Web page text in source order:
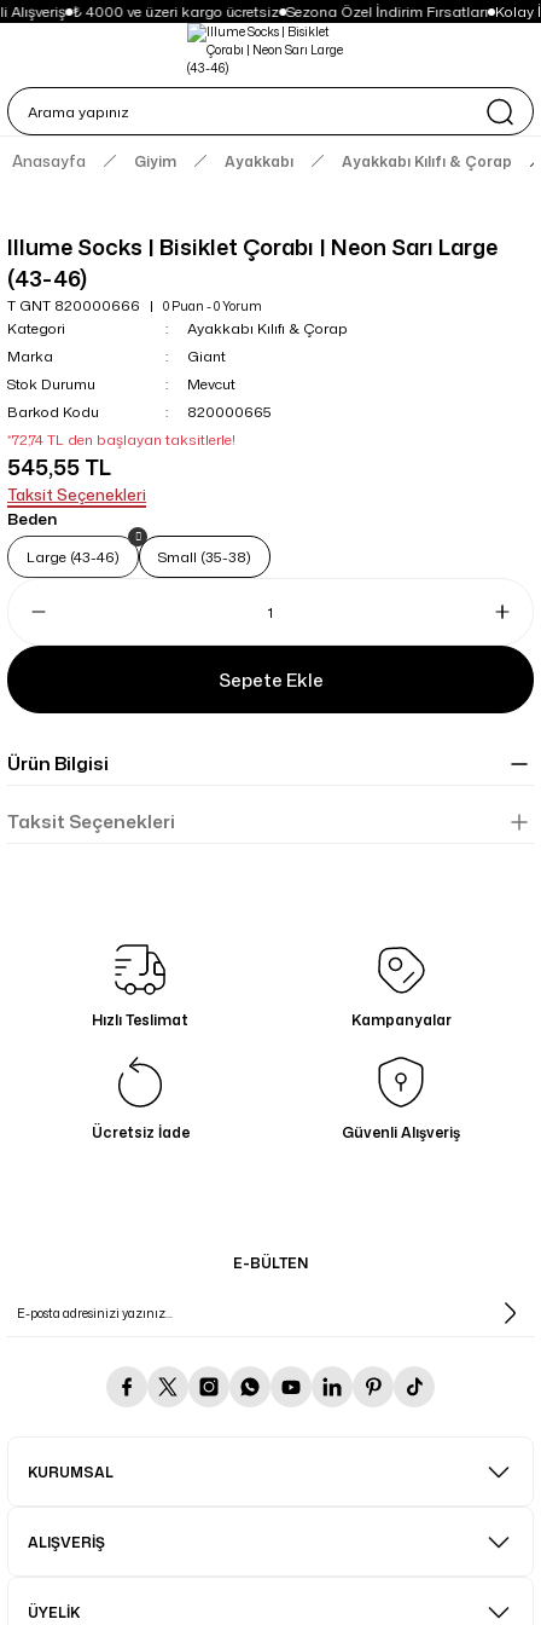
Alışveriş ₺ 4000 ve üzeri kargo ücretsiz Sezona Özel İndirim Fırsatları Kolay
Anasayfa Giyim Ayakkabı Ayakkabı Kılıfı & Çorap
Illume Socks | Bisiklet Çorabı | Neon Sarı Large
(43-46)
T GNT 820000666 0 Puan - 0 Yorum
Kategori
Ayakkabı Kılıfı & Çorap
Marka
Giant
Stok Durumu
Mevcut
Barkod Kodu
820000665
*72,74 TL den başlayan taksitlerle!
545,55 TL
Taksit Seçenekleri
Beden
Large (43-46) Small (35-38)
Sepete Ekle
Ürün Bilgisi
Taksit Seçenekleri
Hızlı Teslimat Kampanyalar
Ücretsiz İade Güvenli Alışveriş
E-BÜLTEN
KURUMSAL
ALIŞVERİŞ
ÜYELİK